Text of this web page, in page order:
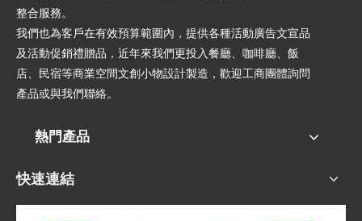
整合服務。
我們也為客戶在有效預算範圍內，提供各種活動廣告文宣品
及活動促銷禮贈品，近年來我們更投入餐廳、咖啡廳、飯
店、民宿等商業空間文創小物設計製造，歡迎工商團體詢問
產品或與我們聯絡。
熱門產品
快速連結